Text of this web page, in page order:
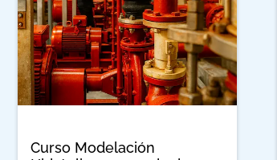
Curso Modelación